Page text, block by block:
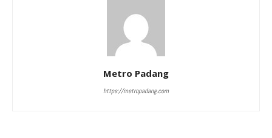
Metro Padang
https://metropadang.com